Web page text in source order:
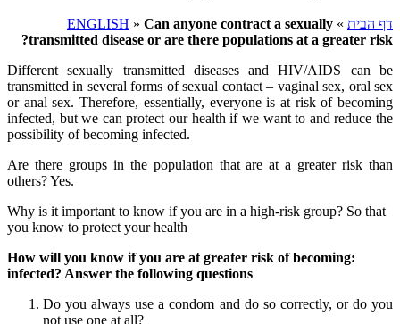
דף הבית »
ENGLISH » Can anyone contract a sexually
transmitted disease or are there populations at a greater risk?
Different sexually transmitted diseases and HIV/AIDS can be
transmitted in several forms of sexual contact – vaginal sex, oral sex
or anal sex. Therefore, essentially, everyone is at risk of becoming
infected, but we can protect our health if we want to and reduce the
possibility of becoming infected.
Are there groups in the population that are at a greater risk than
others? Yes.
Why is it important to know if you are in a high-risk group? So that
you know to protect your health
:How will you know if you are at greater risk of becoming
infected? Answer the following questions
Do you always use a condom and do so correctly, or do you
not use one at all?